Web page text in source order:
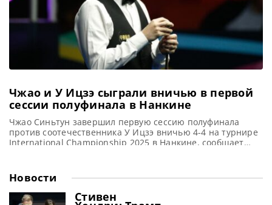
Чжао и У Ицзэ сыграли вничью в первой
сессии полуфинала в Нанкине
Чжао Синьтун завершил первую сессию полуфинала
против соотечественника У Ицзэ вничью 4-4 на турнире
International Championship 2025 в Нанкине, сообщает
чемпионата). И действующий Чемпион мира Чжао
Синьтун в упорной борьбе с соотечественником У Ицзэ
сумел сравнять счет – 4-4, выиграв заключительный
Новости
Стивен